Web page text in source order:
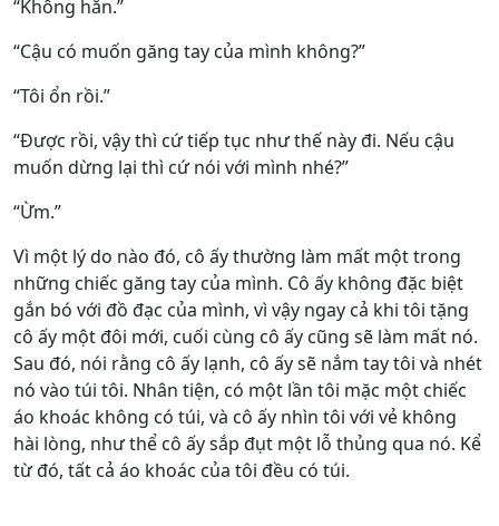
“Không hẳn.”
“Cậu có muốn găng tay của mình không?”
“Tôi ổn rồi.”
“Được rồi, vậy thì cứ tiếp tục như thế này đi. Nếu cậu
muốn dừng lại thì cứ nói với mình nhé?”
“Ừm.”
Vì một lý do nào đó, cô ấy thường làm mất một trong
những chiếc găng tay của mình. Cô ấy không đặc biệt
gắn bó với đồ đạc của mình, vì vậy ngay cả khi tôi tặng
cô ấy một đôi mới, cuối cùng cô ấy cũng sẽ làm mất nó.
Sau đó, nói rằng cô ấy lạnh, cô ấy sẽ nắm tay tôi và nhét
nó vào túi tôi. Nhân tiện, có một lần tôi mặc một chiếc
áo khoác không có túi, và cô ấy nhìn tôi với vẻ không
hài lòng, như thể cô ấy sắp đụt một lỗ thủng qua nó. Kể
từ đó, tất cả áo khoác của tôi đều có túi.